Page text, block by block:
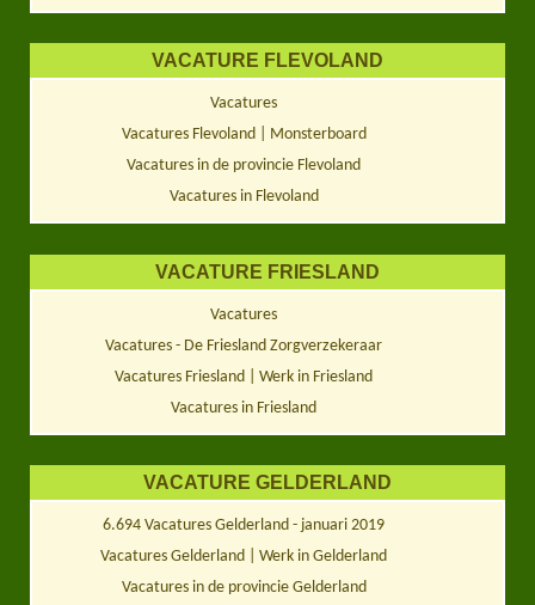
VACATURE FLEVOLAND
Vacatures
Vacatures Flevoland | Monsterboard
Vacatures in de provincie Flevoland
Vacatures in Flevoland
VACATURE FRIESLAND
Vacatures
Vacatures - De Friesland Zorgverzekeraar
Vacatures Friesland | Werk in Friesland
Vacatures in Friesland
VACATURE GELDERLAND
6.694 Vacatures Gelderland - januari 2019
Vacatures Gelderland | Werk in Gelderland
Vacatures in de provincie Gelderland